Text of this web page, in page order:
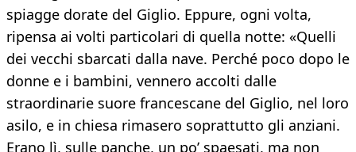
spiagge dorate del Giglio. Eppure, ogni volta,
ripensa ai volti particolari di quella notte: «Quelli
dei vecchi sbarcati dalla nave. Perché poco dopo le
donne e i bambini, vennero accolti dalle
straordinarie suore francescane del Giglio, nel loro
asilo, e in chiesa rimasero soprattutto gli anziani.
Erano lì, sulle panche, un po’ spaesati, ma non